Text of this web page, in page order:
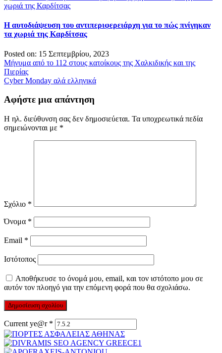
Η αυτοδιάψευση του αντιπεριφερειάρχη για το πώς πνίγηκαν
τα χωριά της Καρδίτσας
Posted on: 15 Σεπτεμβρίου, 2023
Πλοήγηση
άρθρων
Μήνυμα από το 112 στους κατοίκους της Χαλκιδικής και της
Πιερίας
Cyber Monday αλά ελληνικά
Αφήστε μια απάντηση
Η ηλ. διεύθυνση σας δεν δημοσιεύεται. Τα υποχρεωτικά πεδία
σημειώνονται με *
Σχόλιο *
Όνομα *
Email *
Ιστότοπος
Αποθήκευσε το όνομά μου, email, και τον ιστότοπο μου σε
αυτόν τον πλοηγό για την επόμενη φορά που θα σχολιάσω.
Current ye@r *